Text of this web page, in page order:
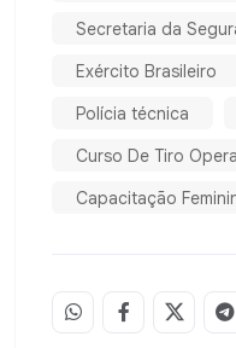
Secretaria da
Exército Brasileiro
Polícia técnica
Curso De Tiro
Capacitação